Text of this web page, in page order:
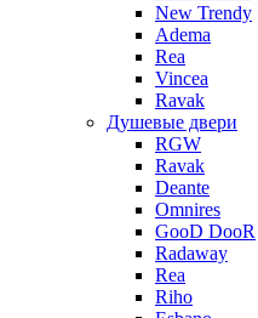
New Trendy
Adema
Rea
Vincea
Ravak
Душевые двери
RGW
Ravak
Deante
Omnires
GooD DooR
Radaway
Rea
Riho